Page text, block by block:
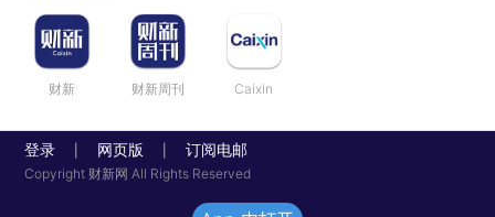
财新 财新周刊 Caixin
登录 网页版 订阅电邮
Copyright 财新网 All Rights Reserved